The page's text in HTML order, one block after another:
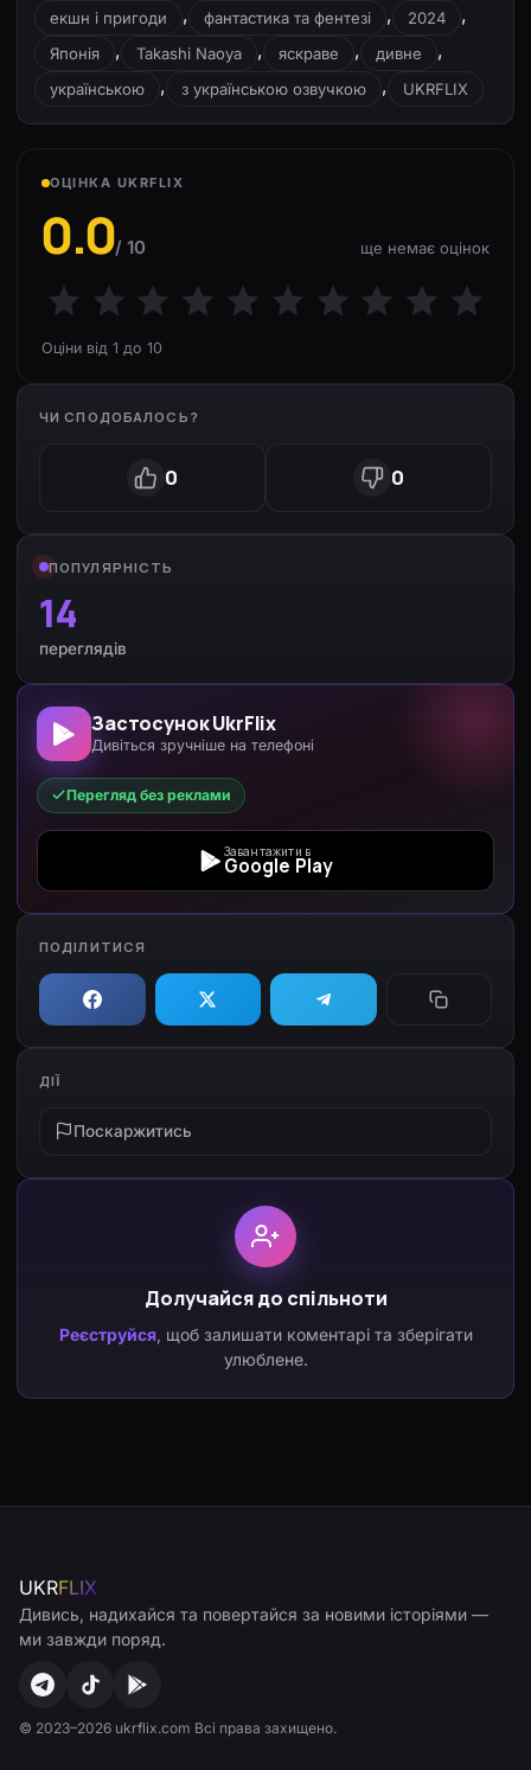
екшн і пригоди , фантастика та фентезі , 2024 ,
Японія , Takashi Naoya , яскраве , дивне ,
українською , з українською озвучкою , UKRFLIX
ОЦІНКА UKRFLIX
0.0/ 10 ще немає оцінок
Оціни від 1 до 10
ЧИ СПОДОБАЛОСЬ?
0 0
ПОПУЛЯРНІСТЬ
14
переглядів
Застосунок UkrFlix
Дивіться зручніше на телефоні
Перегляд без реклами
Завантажити в
Google Play
ПОДІЛИТИСЯ
ДІЇ
Поскаржитись
Долучайся до спільноти
Реєструйся, щоб залишати коментарі та зберігати
улюблене.
UKRFLIX
Дивись, надихайся та повертайся за новими історіями —
ми завжди поряд.
© 2023–2026 ukrflix.com Всі права захищено.